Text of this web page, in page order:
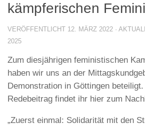
kämpferischen
VERÖFFENTLICHT 12. MÄRZ 2022 ·
2025
Zum diesjährigen feministischen
haben wir uns an der
Demonstration in Göttingen
Redebeitrag findet ihr hier zum
„Zuerst einmal: Solidarität mit den